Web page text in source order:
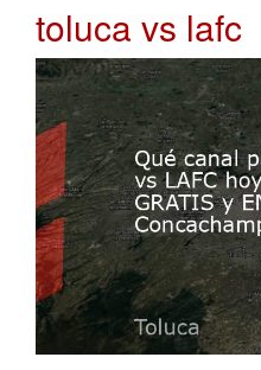
toluca vs lafc